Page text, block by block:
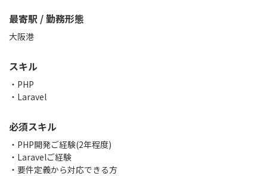
最寄駅 / 勤務形態
大阪港
スキル
PHP
Laravel
必須スキル
・PHP開発ご経験(2年程度)
・Laravelご経験
・要件定義から対応できる方